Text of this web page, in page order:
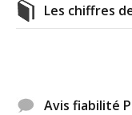
Les chiffres
Avis fiabilité